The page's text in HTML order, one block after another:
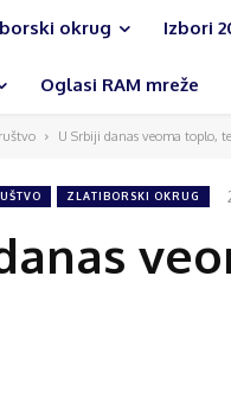
okrug Izbori
Oglasi RAM mreže
U Srbiji danas veoma toplo,
ZLATIBORSKI OKRUG